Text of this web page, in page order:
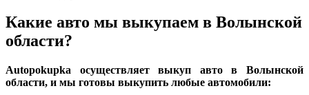
Какие авто мы выкупаем в Волынской
области?
Autopokupka осуществляет выкуп авто в Волынской
области, и мы готовы выкупить любые автомобили: